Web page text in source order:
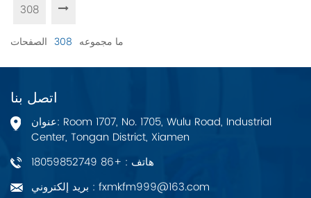
308
ما مجموعه 308 الصفحات
اتصل بنا
عنوان: Room 1707, No. 1705, Wulu Road, Industrial
Center, Tongan District, Xiamen
هاتف : +86 18059852749
بريد إلكتروني : fxmkfm999@163.com